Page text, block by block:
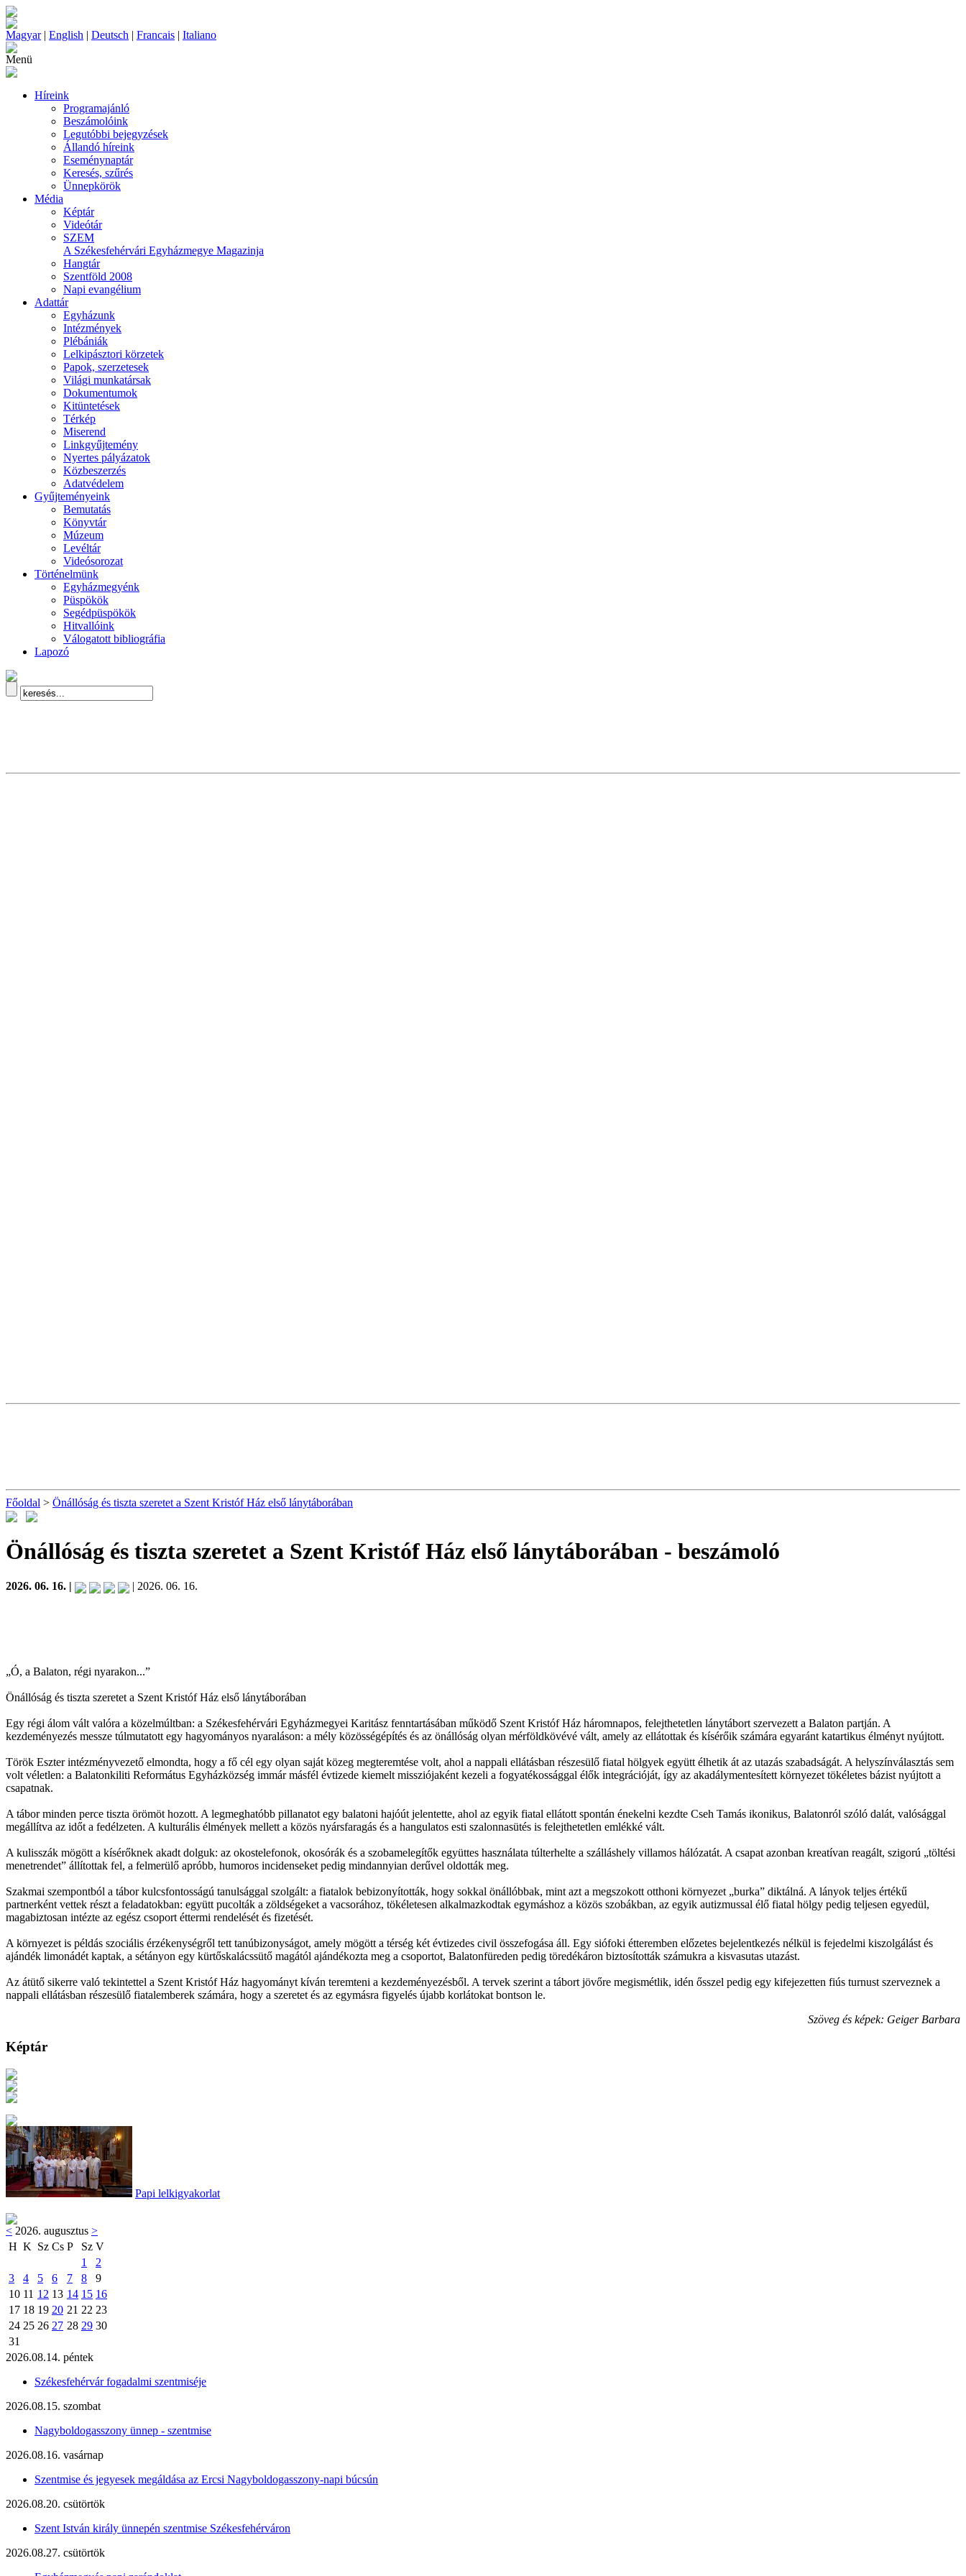
Magyar| English | Deutsch | Francais | Italiano
Menü
Híreink
Programajánló
Beszámolóink
Legutóbbi bejegyzések
Állandó híreink
Eseménynaptár
Keresés, szűrés
Ünnepkörök
Média
Képtár
Videótár
SZEM
A Székesfehérvári Egyházmegye Magazinja
Hangtár
Szentföld 2008
Napi evangélium
Adattár
Egyházunk
Intézmények
Plébániák
Lelkipásztori körzetek
Papok, szerzetesek
Világi munkatársak
Dokumentumok
Kitüntetések
Térkép
Miserend
Linkgyűjtemény
Nyertes pályázatok
Közbeszerzés
Adatvédelem
Gyűjteményeink
Bemutatás
Könyvtár
Múzeum
Levéltár
Videósorozat
Történelmünk
Egyházmegyénk
Püspökök
Segédpüspökök
Hitvallóink
Válogatott bibliográfia
Lapozó
Főoldal > Önállóság és tiszta szeretet a Szent Kristóf Ház első lánytáborában
Önállóság és tiszta szeretet a Szent Kristóf Ház első lánytáborában - beszámoló
2026. 06. 16. | | 2026. 06. 16.
„Ó, a Balaton, régi nyarakon...”
Önállóság és tiszta szeretet a Szent Kristóf Ház első lánytáborában
Egy régi álom vált valóra a közelmúltban: a Székesfehérvári Egyházmegyei Karitász fenntartásában működő Szent Kristóf Ház háromnapos, felejthetetlen lánytábort szervezett a Balaton partján. A
kezdeményezés messze túlmutatott egy hagyományos nyaraláson: a mély közösségépítés és az önállóság olyan mérföldkövévé vált, amely az ellátottak és kísérőik számára egyaránt katartikus élményt nyújtott.
Török Eszter intézményvezető elmondta, hogy a fő cél egy olyan saját közeg megteremtése volt, ahol a nappali ellátásban részesülő fiatal hölgyek együtt élhetik át az utazás szabadságát. A helyszínválasztás sem
volt véletlen: a Balatonkiliti Református Egyházközség immár másfél évtizede kiemelt missziójaként kezeli a fogyatékossággal élők integrációját, így az akadálymentesített környezet tökéletes bázist nyújtott a
csapatnak.
A tábor minden perce tiszta örömöt hozott. A legmeghatóbb pillanatot egy balatoni hajóút jelentette, ahol az egyik fiatal ellátott spontán énekelni kezdte Cseh Tamás ikonikus, Balatonról szóló dalát, valósággal
megállítva az időt a fedélzeten. A kulturális élmények mellett a közös nyársfaragás és a hangulatos esti szalonnasütés is felejthetetlen emlékké vált.
A kulisszák mögött a kísérőknek akadt dolguk: az okostelefonok, okosórák és a szobamelegítők együttes használata túlterhelte a szálláshely villamos hálózatát. A csapat azonban kreatívan reagált, szigorú „töltési
menetrendet” állítottak fel, a felmerülő apróbb, humoros incidenseket pedig mindannyian derűvel oldották meg.
Szakmai szempontból a tábor kulcsfontosságú tanulsággal szolgált: a fiatalok bebizonyították, hogy sokkal önállóbbak, mint azt a megszokott otthoni környezet „burka” diktálná. A lányok teljes értékű
partnerként vettek részt a feladatokban: együtt pucolták a zöldségeket a vacsorához, tökéletesen alkalmazkodtak egymáshoz a közös szobákban, az egyik autizmussal élő fiatal hölgy pedig teljesen egyedül,
magabiztosan intézte az egész csoport éttermi rendelését és fizetését.
A környezet is példás szociális érzékenységről tett tanúbizonyságot, amely mögött a térség két évtizedes civil összefogása áll. Egy siófoki étteremben előzetes bejelentkezés nélkül is fejedelmi kiszolgálást és
ajándék limonádét kaptak, a sétányon egy kürtőskalácssütő magától ajándékozta meg a csoportot, Balatonfüreden pedig töredékáron biztosították számukra a kisvasutas utazást.
Az átütő sikerre való tekintettel a Szent Kristóf Ház hagyományt kíván teremteni a kezdeményezésből. A tervek szerint a tábort jövőre megismétlik, idén ősszel pedig egy kifejezetten fiús turnust szerveznek a
nappali ellátásban részesülő fiatalemberek számára, hogy a szeretet és az egymásra figyelés újabb korlátokat bontson le.
Szöveg és képek: Geiger Barbara
Képtár
Papi lelkigyakorlat
< 2026. augusztus >
H K Sz Cs P Sz V
1
2
3
4 5 6 7 8
9
10 11 12 13 14 15 16
17 18 19 20 21 22 23
24 25 26 27 28 29 30
31
2026.08.14. péntek
Székesfehérvár fogadalmi szentmiséje
2026.08.15. szombat
Nagyboldogasszony ünnep - szentmise
2026.08.16. vasárnap
Szentmise és jegyesek megáldása az Ercsi Nagyboldogasszony-napi búcsún
2026.08.20. csütörtök
Szent István király ünnepén szentmise Székesfehérváron
2026.08.27. csütörtök